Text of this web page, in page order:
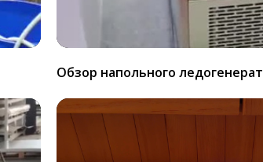
Обзор напольного